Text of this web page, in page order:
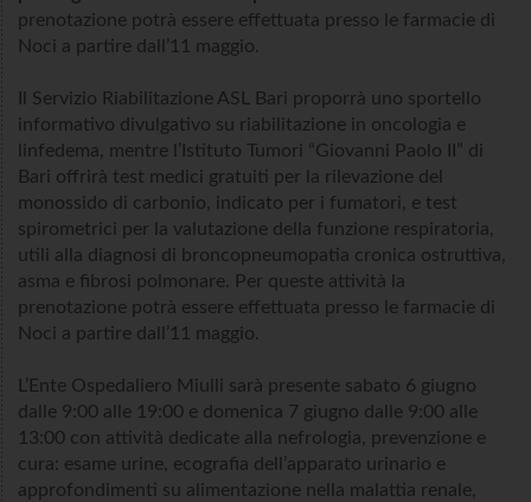
prenotazione potrà essere effettuata presso le farmacie di
Noci a partire dall’11 maggio.
Il Servizio Riabilitazione ASL Bari proporrà uno sportello
informativo divulgativo su riabilitazione in oncologia e
linfedema, mentre l’Istituto Tumori “Giovanni Paolo II” di
Bari offrirà test medici gratuiti per la rilevazione del
monossido di carbonio, indicato per i fumatori, e test
spirometrici per la valutazione della funzione respiratoria,
utili alla diagnosi di broncopneumopatia cronica ostruttiva,
asma e fibrosi polmonare. Per queste attività la
prenotazione potrà essere effettuata presso le farmacie di
Noci a partire dall’11 maggio.
L’Ente Ospedaliero Miulli sarà presente sabato 6 giugno
dalle 9:00 alle 19:00 e domenica 7 giugno dalle 9:00 alle
13:00 con attività dedicate alla nefrologia, prevenzione e
cura: esame urine, ecografia dell’apparato urinario e
approfondimenti su alimentazione nella malattia renale,